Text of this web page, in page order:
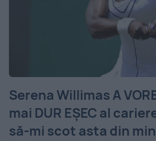
Serena Willimas A
mai DUR EȘEC al
să-mi scot asta din